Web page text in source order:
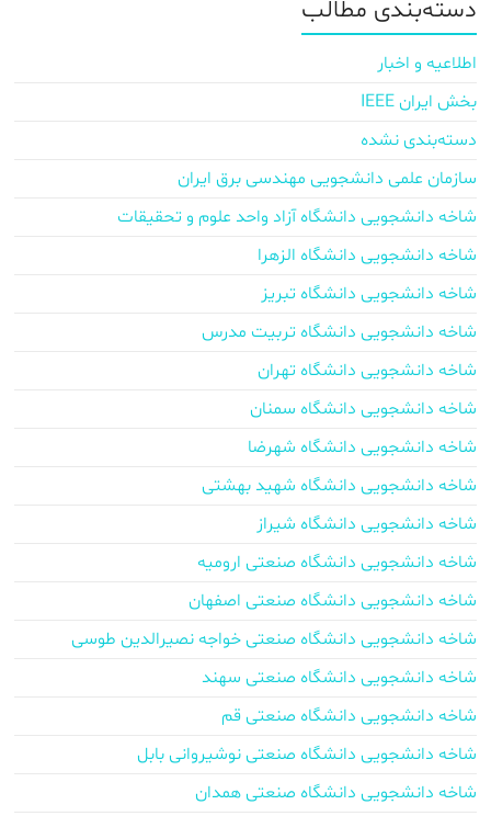
دسته‌بندی مطالب
اطلاعیه و اخبار
بخش ایران IEEE
دسته‌بندی نشده
سازمان علمی دانشجویی مهندسی برق ایران
شاخه دانشجویی دانشگاه آزاد واحد علوم و تحقیقات
شاخه دانشجویی دانشگاه الزهرا
شاخه دانشجویی دانشگاه تبریز
شاخه دانشجویی دانشگاه تربیت مدرس
شاخه دانشجویی دانشگاه تهران
شاخه دانشجویی دانشگاه سمنان
شاخه دانشجویی دانشگاه شهرضا
شاخه دانشجویی دانشگاه شهید بهشتی
شاخه دانشجویی دانشگاه شیراز
شاخه دانشجویی دانشگاه صنعتی ارومیه
شاخه دانشجویی دانشگاه صنعتی اصفهان
شاخه دانشجویی دانشگاه صنعتی خواجه نصیرالدین طوسی
شاخه دانشجویی دانشگاه صنعتی سهند
شاخه دانشجویی دانشگاه صنعتی قم
شاخه دانشجویی دانشگاه صنعتی نوشیروانی بابل
شاخه دانشجویی دانشگاه صنعتی همدان